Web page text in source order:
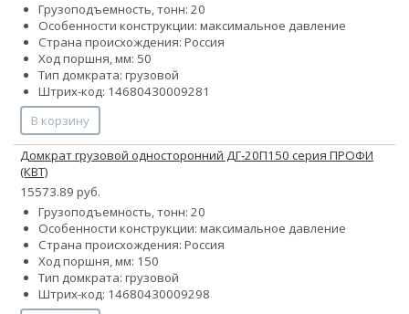
Грузоподъемность, тонн: 20
Особенности конструкции: максимальное давление
Страна происхождения: Россия
Ход поршня, мм: 50
Тип домкрата: грузовой
Штрих-код: 14680430009281
В корзину
Домкрат грузовой односторонний ДГ-20П150 серия ПРОФИ
(КВТ)
15573.89 руб.
Грузоподъемность, тонн: 20
Особенности конструкции: максимальное давление
Страна происхождения: Россия
Ход поршня, мм: 150
Тип домкрата: грузовой
Штрих-код: 14680430009298